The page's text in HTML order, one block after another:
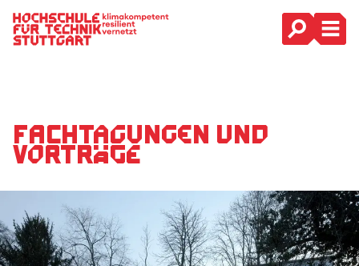
Hauptnavigation
Fachtagungen und
Vorträge